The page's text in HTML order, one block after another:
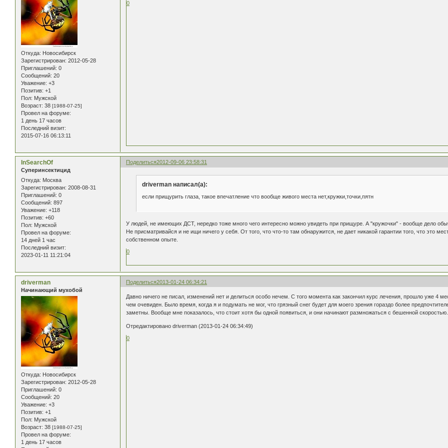
Откуда: Новосибирск
Зарегистрирован: 2012-05-28
Приглашений: 0
Сообщений: 20
Уважение: +3
Позитив: +1
Пол: Мужской
Возраст: 38 [1988-07-25]
Провел на форуме:
1 день 17 часов
Последний визит:
2015-07-16 06:13:11
0
Поделиться2012-09-06 23:58:31
InSearchOf
Суперинсектицид
Откуда: Москва
Зарегистрирован: 2008-08-31
Приглашений: 0
Сообщений: 897
Уважение: +118
Позитив: +60
Пол: Мужской
Провел на форуме:
14 дней 1 час
Последний визит:
2023-01-11 11:21:04
driverman написал(а):
если прищурить глаза, такое впечатление что вообще живого места нет,кружки,точки,пятн
У людей, не имеющих ДСТ, нередко тоже много чего интересно можно увидеть при прищуре. А "кружочки" - вообще дело
Не присматривайся и не ищи ничего у себя. От того, что что-то там обнаружится, не дает никакой гарантии того, что это
собственном опыте.
0
Поделиться2013-01-24 06:34:21
driverman
Начинающий мухобой
Откуда: Новосибирск
Зарегистрирован: 2012-05-28
Приглашений: 0
Сообщений: 20
Уважение: +3
Позитив: +1
Пол: Мужской
Возраст: 38 [1988-07-25]
Провел на форуме:
1 день 17 часов
Давно ничего не писал, изменений нет и делиться особо нечем. С того момента как закончил курс лечения, прошло уже 4
чем очевиден. Было время, когда я и подумать не мог, что грязный снег будет для моего зрения гораздо более
заметны. Вообще мне показалось, что стоит хотя бы одной появиться, и они начинают размножаться с бешенной
Отредактировано driverman (2013-01-24 06:34:49)
0